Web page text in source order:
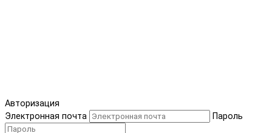
Авторизация
Электронная почта
Пароль